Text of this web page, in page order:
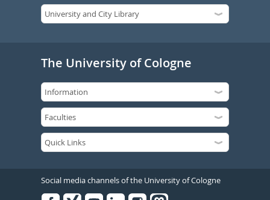
The University of Cologne
Social media channels of the University of Cologne